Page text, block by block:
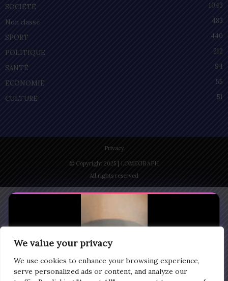
We value your privacy
We use cookies to enhance your browsing experience,
serve personalized ads or content, and analyze our
SOCIÉTÉ
1043
Non classé
483
SPORT
440
POLITIQUE
212
SANTÉ
94
ECONOMIE
55
CULTURE
51
Privacy
© Copyright 2025 | LOMEGRAPH
All rights reserved